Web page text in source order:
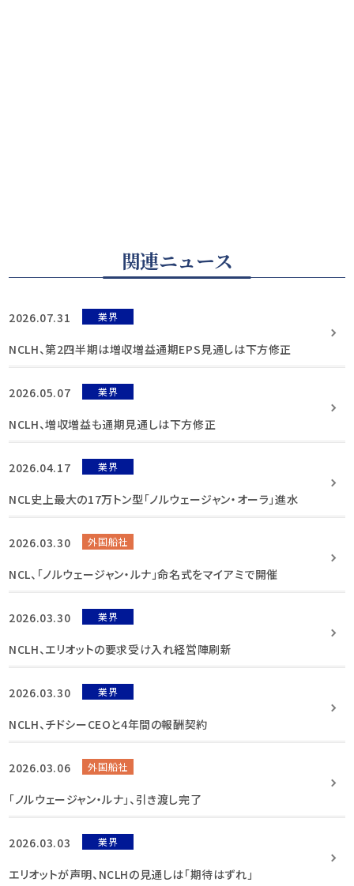
関連ニュース
2026.07.31 業界
NCLH、第2四半期は増収増益通期EPS見通しは下方修正
2026.05.07 業界
NCLH、増収増益も通期見通しは下方修正
2026.04.17 業界
NCL史上最大の17万トン型「ノルウェージャン・オーラ」進水
2026.03.30 外国船社
NCL、「ノルウェージャン・ルナ」命名式をマイアミで開催
2026.03.30 業界
NCLH、エリオットの要求受け入れ経営陣刷新
2026.03.30 業界
NCLH、チドシーCEOと4年間の報酬契約
2026.03.06 外国船社
「ノルウェージャン・ルナ」、引き渡し完了
2026.03.03 業界
エリオットが声明、NCLHの見通しは「期待はずれ」